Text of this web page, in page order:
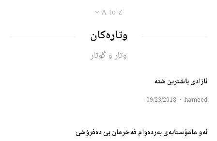
A to Z
وتارەکان
وتار و گوتار
ئازادی باشترین شتە
hameed
·
09/23/2018
ئەو مامۆستایەی بەردەوام فەخرمان پێ دەفرۆشێ